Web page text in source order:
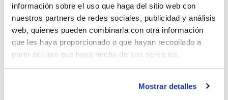
información sobre el uso que haga del sitio web con
nuestros partners de redes sociales, publicidad y análisis
web, quienes pueden combinarla con otra información
que les haya proporcionado o que hayan recopilado a
partir del uso que haya hecho de sus servicios.
Mostrar detalles
Si, he leído y acepto la política de protección de datos.